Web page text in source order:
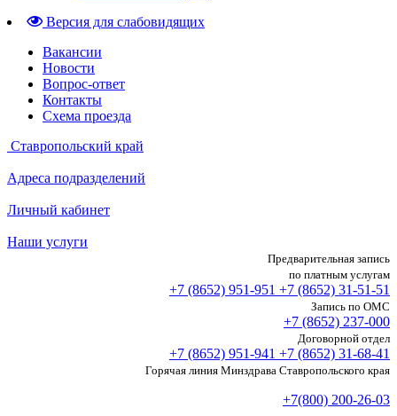
Версия для слабовидящих
Вакансии
Новости
Вопрос-ответ
Контакты
Схема проезда
Ставропольский край
Адреса подразделений
Личный кабинет
Наши услуги
Предварительная запись
по платным услугам
+7 (8652) 951-951 +7 (8652) 31-51-51
Запись по ОМС
+7 (8652) 237-000
Договорной отдел
+7 (8652) 951-941 +7 (8652) 31-68-41
Горячая линия Минздрава Ставропольского края
+7(800) 200-26-03